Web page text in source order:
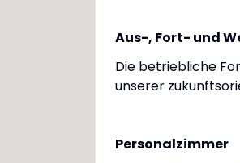
Aus-, Fort- und
Die betriebliche
unserer
Personalzimmer